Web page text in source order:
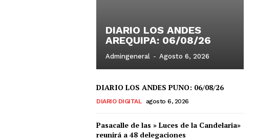
DIARIO LOS ANDES
AREQUIPA: 06/08/26
Admingeneral - Agosto 6, 2026
DIARIO LOS ANDES PUNO: 06/08/26
DIARIO DIGITAL agosto 6, 2026
Pasacalle de las » Luces de la Candelaria»
reunirá a 48 delegaciones